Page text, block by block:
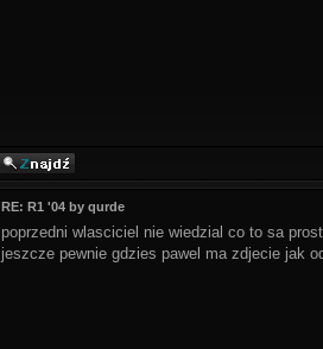
RE: R1 '04 by qurde
poprzedni wlasciciel nie wiedzial co to sa
jeszcze pewnie gdzies pawel ma zdjecie jak